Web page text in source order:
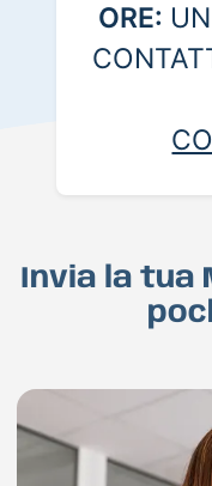
ORE:
Invia la tua